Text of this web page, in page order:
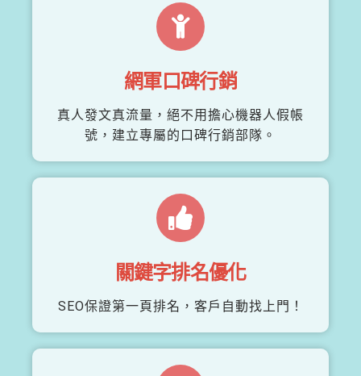
網軍口碑行銷
真人發文真流量，絕不用擔心機器人假帳
號，建立專屬的口碑行銷部隊。
關鍵字排名優化
SEO保證第一頁排名，客戶自動找上門！